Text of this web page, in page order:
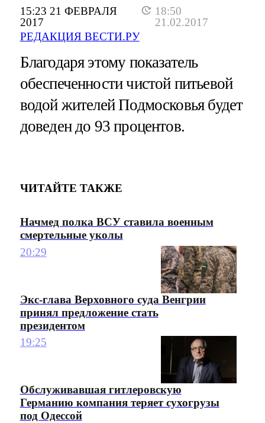
15:23 21 ФЕВРАЛЯ
2017
18:50
21.02.2017
РЕДАКЦИЯ ВЕСТИ.РУ
Благодаря этому показатель
обеспеченности чистой питьевой
водой жителей Подмосковья будет
доведен до 93 процентов.
ЧИТАЙТЕ ТАКЖЕ
Начмед полка ВСУ ставила военным
смертельные уколы
20:29
Экс-глава Верховного суда Венгрии
принял предложение стать
президентом
19:25
Обслуживавшая гитлеровскую
Германию компания теряет сухогрузы
под Одессой